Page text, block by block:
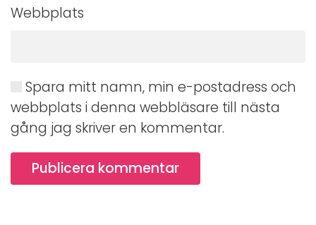
Webbplats
Spara mitt namn, min e-postadress och
webbplats i denna webbläsare till nästa
gång jag skriver en kommentar.
Publicera kommentar